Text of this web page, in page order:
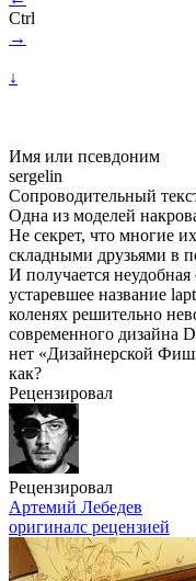
Ctrl
→
↓
Имя или псевдоним
sergelin
Сопроводительный
Одна из моделей
Не секрет, что многие
складными друзьями в
И получается
устаревшее название
коленях решительно
современного дизайна
нет «Дизайнерской
как?
Рецензировал
Рецензировал
Артемий Лебедев
оригиналс рецензией